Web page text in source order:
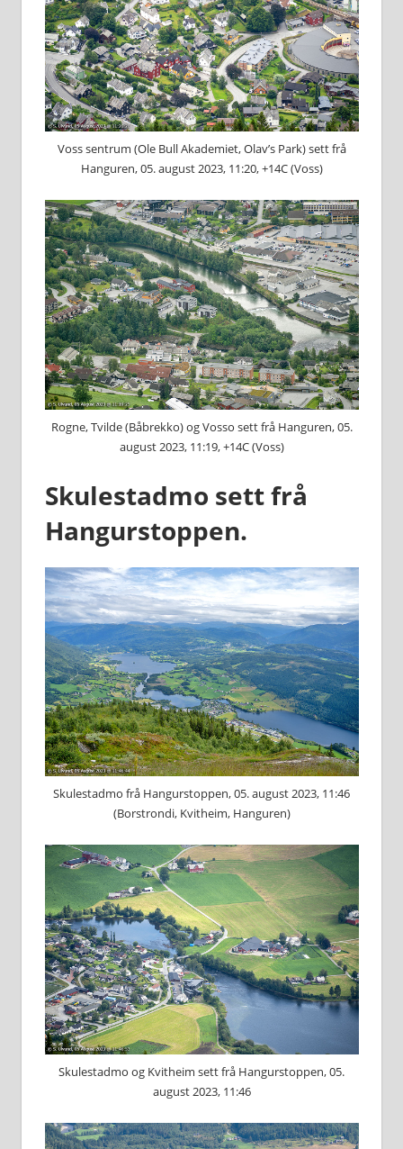
Voss sentrum (Ole Bull Akademiet, Olav’s Park) sett frå
Hanguren, 05. august 2023, 11:20, +14C (Voss)
Rogne, Tvilde (Båbrekko) og Vosso sett frå Hanguren, 05.
august 2023, 11:19, +14C (Voss)
Skulestadmo sett frå
Hangurstoppen.
Skulestadmo frå Hangurstoppen, 05. august 2023, 11:46
(Borstrondi, Kvitheim, Hanguren)
Skulestadmo og Kvitheim sett frå Hangurstoppen, 05.
august 2023, 11:46